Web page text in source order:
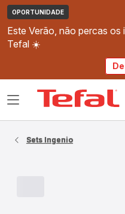
OPORTUNIDADE
Este Verão, não percas
Tefal ☀️
Abrir
Sets Ingenio